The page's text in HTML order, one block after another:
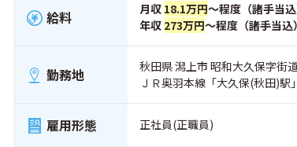
給料 月収 18.1万円～程度（諸手当込
年収 273万円～程度（諸手当込）
勤務地
秋田県 潟上市 昭和大久保字街
ＪＲ奥羽本線「大久保(秋田)駅
雇用形態 正社員(正職員)